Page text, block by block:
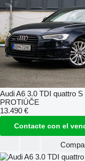
Audi A6 3.0 TDI quattro
PROTIÚČE
13.490 €
Contacte con el